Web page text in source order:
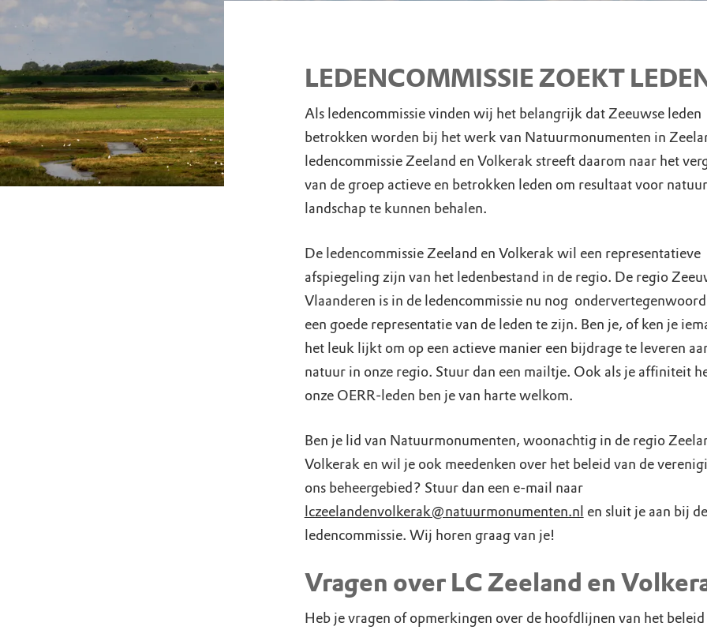
LEDENCOMMISSIE ZOEKT
Als ledencommissie vinden wij het belangrijk dat Zeeuwse leden
betrokken worden bij het werk van Natuurmonumenten in
ledencommissie Zeeland en Volkerak streeft daarom naar het
van de groep actieve en betrokken leden om resultaat voor
landschap te kunnen behalen.
De ledencommissie Zeeland en Volkerak wil een representatieve
afspiegeling zijn van het ledenbestand in de regio. De regio
Vlaanderen is in de ledencommissie nu nog
een goede representatie van de leden te zijn. Ben je, of ken je
het leuk lijkt om op een actieve manier een bijdrage te leveren
natuur in onze regio. Stuur dan een mailtje. Ook als je affiniteit
onze OERR-leden ben je van harte welkom.
Ben je lid van Natuurmonumenten, woonachtig in de regio
Volkerak en wil je ook meedenken over het beleid van de
ons beheergebied? Stuur dan een e-mail naar
lczeelandenvolkerak@natuurmonumenten.nl en sluit je aan bij de
ledencommissie. Wij horen graag van je!
Vragen over LC Zeeland en
Heb je vragen of opmerkingen over de hoofdlijnen van het beleid